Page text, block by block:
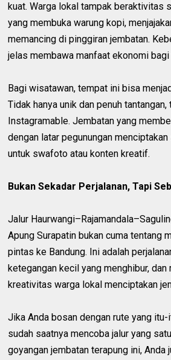
kuat. Warga lokal tampak beraktivitas
yang membuka warung kopi,
memancing di pinggiran jembatan.
jelas membawa manfaat ekonomi
Bagi wisatawan, tempat ini bisa
Tidak hanya unik dan penuh
Instagramable. Jembatan yang
dengan latar pegunungan
untuk swafoto atau konten kreatif.
Bukan Sekadar Perjalanan, Tapi
Jalur
Apung Surapatin bukan cuma tentang
pintas ke Bandung. Ini adalah
ketegangan kecil yang menghibur, dan
kreativitas warga lokal menciptakan
Jika Anda bosan dengan rute yang itu-
sudah saatnya mencoba jalur yang
goyangan jembatan terapung ini, Anda